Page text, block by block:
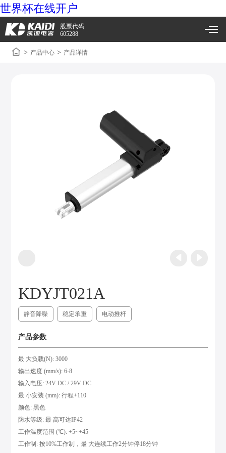
世界杯在线开户
股票代码
605288
> 产品中心 > 产品详情
KDYJT021A
静音降噪 稳定承重 电动推杆
产品参数
最 大负载(N): 3000
输出速度 (mm/s): 6-8
输入电压: 24V DC / 29V DC
最 小安装 (mm): 行程+110
颜色: 黑色
防水等级: 最 高可达IP42
工作温度范围 (℃): +5~+45
工作制: 按10%工作制，最 大连续工作2分钟停18分钟